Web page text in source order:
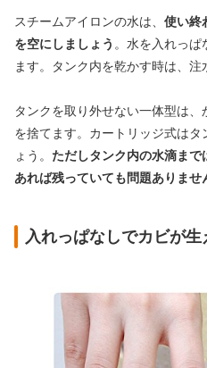
スチームアイロンの水は、 使い終
を空にしましょう 。水を入れっぱ
ます。タンク内を乾かす時は、注
タンクを取り外せない一体型は
を捨てます。カートリッジ式は
ょう。 ただしタンク内の水滴ま
あれば残っていても問題ありませ
入れっぱなしでカビが生